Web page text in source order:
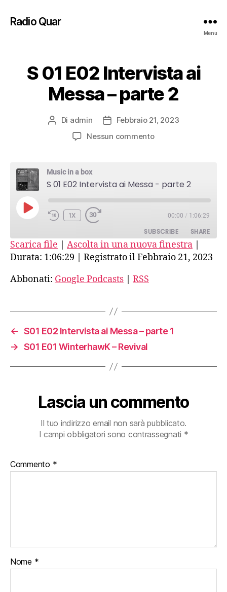
Radio Quar
Menu
S 01 E02 Intervista ai
Messa – parte 2
Autore
articolo
Di admin
Data
dell'articolo
Febbraio 21, 2023
Nessun commentosu
Intervista
2
Music in a box
S 01 E02 Intervista ai Messa - parte 2
PLAY
EPISODE
1X 00:00 / 1:06:29
SUBSCRIBE SHARE
Google Podcasts RSS
RSS FEED
SHARE
LINK
Scarica file Ascolta in una nuova finestra
Durata: 1:06:29
Registrato il Febbraio 21, 2023
Abbonati: Google Podcasts RSS
← S01 E02 Intervista ai Messa – parte 1
→ S01 E01 WinterhawK – Revival
Lascia un commento
Il tuo indirizzo email non sarà pubblicato.
I campi obbligatori sono contrassegnati *
Commento *
Nome *